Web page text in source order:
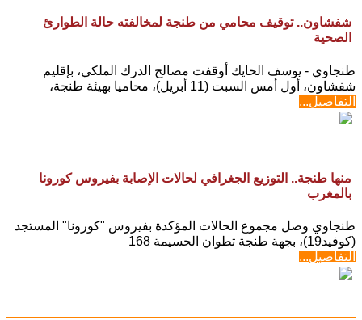
شفشاون.. توقيف محامي من طنجة لمخالفته حالة الطوارئ
الصحية
طنجاوي - يوسف الحايك أوقفت مصالح الدرك الملكي، بإقليم
شفشاون، أول أمس السبت (11 أبريل)، محاميا بهيئة طنجة،
التفاصيل...
منها طنجة.. التوزيع الجغرافي لحالات الإصابة بفيروس كورونا
بالمغرب
طنجاوي وصل مجموع الحالات المؤكدة بفيروس "كورونا" المستجد
(كوفيد19)، بجهة طنجة تطوان الحسيمة 168
التفاصيل...